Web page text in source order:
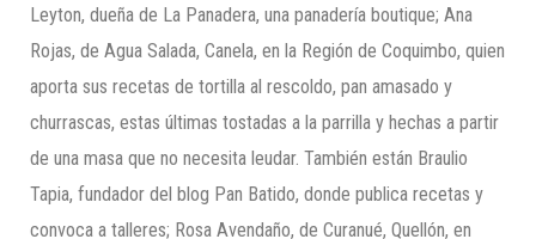
Leyton, dueña de La Panadera, una panadería boutique; Ana
Rojas, de Agua Salada, Canela, en la Región de Coquimbo, quien
aporta sus recetas de tortilla al rescoldo, pan amasado y
churrascas, estas últimas tostadas a la parrilla y hechas a partir
de una masa que no necesita leudar. También están Braulio
Tapia, fundador del blog Pan Batido, donde publica recetas y
convoca a talleres; Rosa Avendaño, de Curanué, Quellón, en